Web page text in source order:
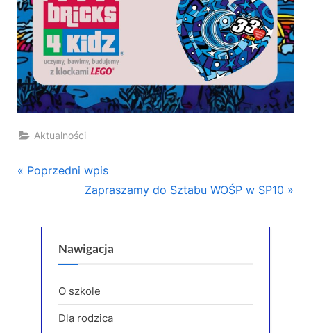
Aktualności
Nawigacja
P
Poprzedni wpis
N
x
t
o
s
t
Zapraszamy do Sztabu WOŚP w SP10
Nawigacja
O szkole
Dla rodzica